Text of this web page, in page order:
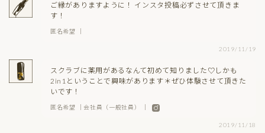
ご縁がありますように！ インスタ投稿必ずさせて頂きま
す！
匿名希望 ｜
2019/11/19
スクラブに薬用があるなんて初めて知りました♡しかも
2in1ということで興味があります＊ぜひ体験させて頂きた
いです！
匿名希望 ｜会社員（一般社員） ｜
2019/11/18